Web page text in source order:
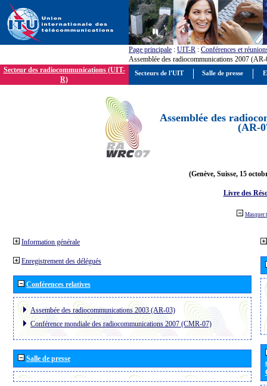
Page principale : UIT-R : Conférences et
Assemblée des radiocommunications 2007
Secteur des radiocommunications (UIT-
R)
Assemblée des
(AR-
(Genève, Suisse, 15
Livre des
Masquer
Information générale
Enregistrement des délégués
Conférences relatives
Assembée des radiocommunications 2003 (AR-03)
Conférence mondiale des radiocommunications 2007 (CMR-07)
Salle de presse
Secteurs de l'UIT Salle de presse